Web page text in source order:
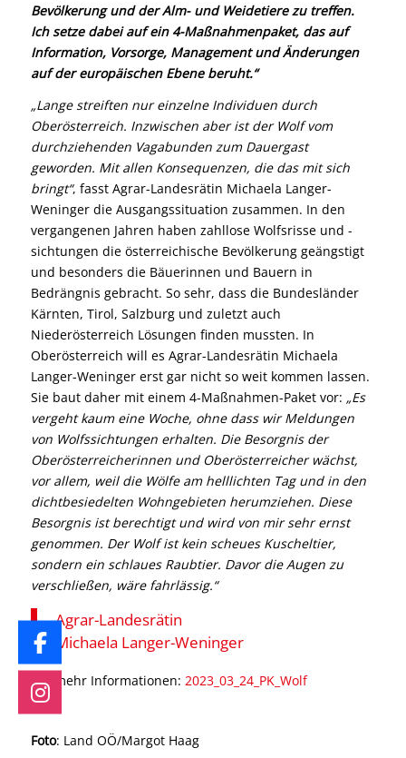
Bevölkerung und der Alm- und Weidetiere zu treffen.
Ich setze dabei auf ein 4-Maßnahmenpaket, das auf
Information, Vorsorge, Management und Änderungen
auf der europäischen Ebene beruht.“
„Lange streiften nur einzelne Individuen durch
Oberösterreich. Inzwischen aber ist der Wolf vom
durchziehenden Vagabunden zum Dauergast
geworden. Mit allen Konsequenzen, die das mit sich
bringt“, fasst Agrar-Landesrätin Michaela Langer-
Weninger die Ausgangssituation zusammen. In den
vergangenen Jahren haben zahllose Wolfsrisse und -
sichtungen die österreichische Bevölkerung geängstigt
und besonders die Bäuerinnen und Bauern in
Bedrängnis gebracht. So sehr, dass die Bundesländer
Kärnten, Tirol, Salzburg und zuletzt auch
Niederösterreich Lösungen finden mussten. In
Oberösterreich will es Agrar-Landesrätin Michaela
Langer-Weninger erst gar nicht so weit kommen lassen.
Sie baut daher mit einem 4-Maßnahmen-Paket vor: „Es
vergeht kaum eine Woche, ohne dass wir Meldungen
von Wolfssichtungen erhalten. Die Besorgnis der
Oberösterreicherinnen und Oberösterreicher wächst,
vor allem, weil die Wölfe am helllichten Tag und in den
dichtbesiedelten Wohngebieten herumziehen. Diese
Besorgnis ist berechtigt und wird von mir sehr ernst
genommen. Der Wolf ist kein scheues Kuscheltier,
sondern ein schlaues Raubtier. Davor die Augen zu
verschließen, wäre fahrlässig.“
Agrar-Landesrätin
Michaela Langer-Weninger
Für mehr Informationen: 2023_03_24_PK_Wolf
Foto: Land OÖ/Margot Haag